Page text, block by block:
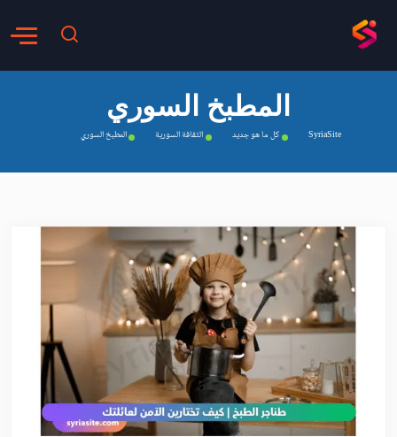
المطبخ السوري
SyriaSite كل ما هو جديد الثقافة السورية المطبخ السوري